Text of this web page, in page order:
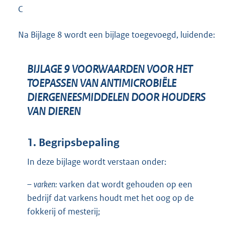
C
Na Bijlage 8 wordt een bijlage toegevoegd, luidende:
BIJLAGE 9 VOORWAARDEN VOOR HET
TOEPASSEN VAN ANTIMICROBIËLE
DIERGENEESMIDDELEN DOOR HOUDERS
VAN DIEREN
1. Begripsbepaling
In deze bijlage wordt verstaan onder:
–varken: varken dat wordt gehouden op een
bedrijf dat varkens houdt met het oog op de
fokkerij of mesterij;